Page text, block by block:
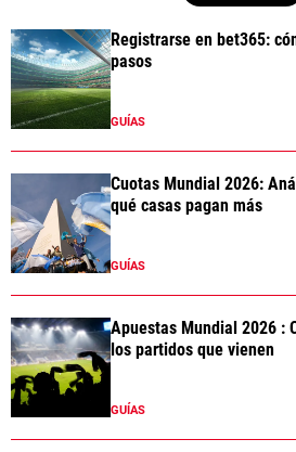
Registrarse en bet365:
pasos
GUÍAS
Cuotas Mundial 2026:
qué casas pagan más
GUÍAS
Apuestas Mundial 2026 :
los partidos que vienen
GUÍAS